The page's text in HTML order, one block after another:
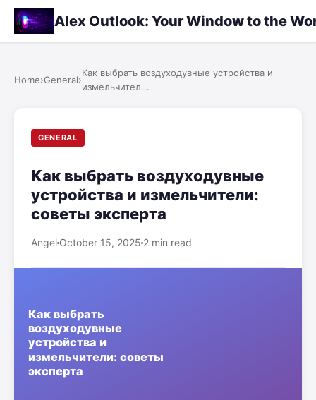
Alex Outlook: Your Window to the
Home›General›
Как выбрать воздуходувные устройства и
измельчител...
GENERAL
Как выбрать воздуходувные
устройства и измельчители:
советы эксперта
Angel October 15, 2025 2 min read